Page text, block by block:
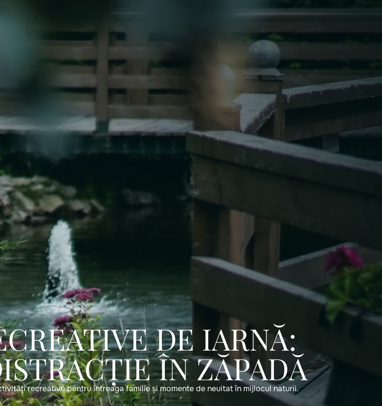
DE IARNĂ:
ÎN ZĂPADĂ
recreative pentru întreaga familie și momente de neuitat în mijlocul naturii.